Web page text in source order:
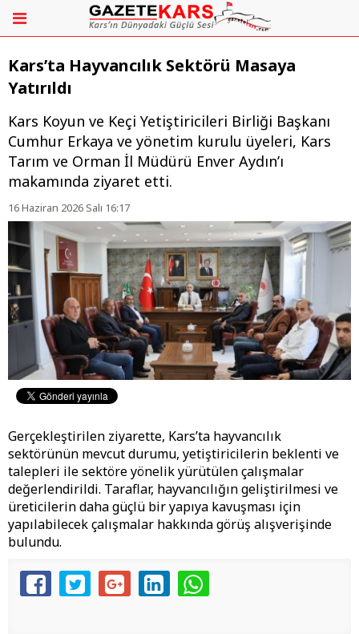
Kars’ta Hayvancılık Sektörü Masaya
Yatırıldı
Kars Koyun ve Keçi Yetiştiricileri Birliği Başkanı
Cumhur Erkaya ve yönetim kurulu üyeleri, Kars
Tarım ve Orman İl Müdürü Enver Aydın’ı
makamında ziyaret etti.
16 Haziran 2026 Salı 16:17
Gerçekleştirilen ziyarette, Kars’ta hayvancılık
sektörünün mevcut durumu, yetiştiricilerin beklenti ve
talepleri ile sektöre yönelik yürütülen çalışmalar
değerlendirildi. Taraflar, hayvancılığın geliştirilmesi ve
üreticilerin daha güçlü bir yapıya kavuşması için
yapılabilecek çalışmalar hakkında görüş alışverişinde
bulundu.